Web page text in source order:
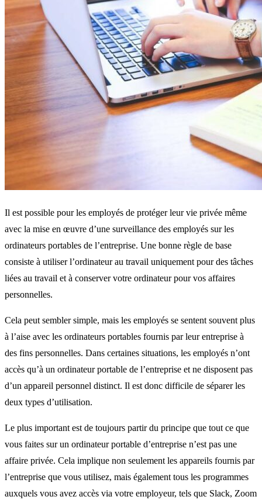
Il est possible pour les employés de protéger leur vie privée même
avec la mise en œuvre d’une surveillance des employés sur les
ordinateurs portables de l’entreprise. Une bonne règle de base
consiste à utiliser l’ordinateur au travail uniquement pour des tâches
liées au travail et à conserver votre ordinateur pour vos affaires
personnelles.
Cela peut sembler simple, mais les employés se sentent souvent plus
à l’aise avec les ordinateurs portables fournis par leur entreprise à
des fins personnelles. Dans certaines situations, les employés n’ont
accès qu’à un ordinateur portable de l’entreprise et ne disposent pas
d’un appareil personnel distinct. Il est donc difficile de séparer les
deux types d’utilisation.
Le plus important est de toujours partir du principe que tout ce que
vous faites sur un ordinateur portable d’entreprise n’est pas une
affaire privée. Cela implique non seulement les appareils fournis par
l’entreprise que vous utilisez, mais également tous les programmes
auxquels vous avez accès via votre employeur, tels que Slack, Zoom